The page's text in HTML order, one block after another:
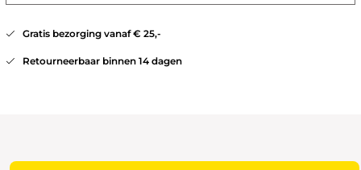
Gratis bezorging vanaf € 25,-
Retourneerbaar binnen 14 dagen